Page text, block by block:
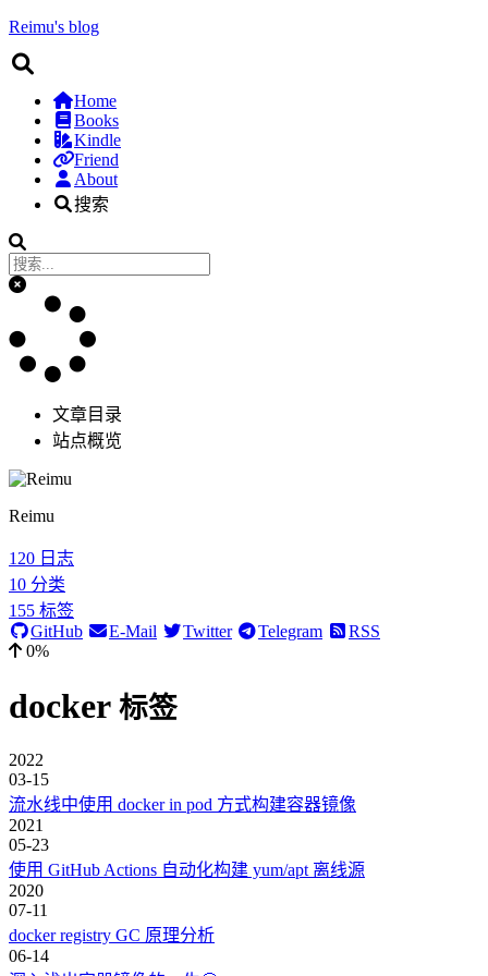
Reimu's blog
Home
Books
Kindle
Friend
About
搜索
文章目录
站点概览
Reimu
120 日志
10 分类
155 标签
GitHub
E-Mail Twitter Telegram
RSS
0%
docker 标签
2022
03-15
流水线中使用 docker in pod 方式构建容器镜像
2021
05-23
使用 GitHub Actions 自动化构建 yum/apt 离线源
2020
07-11
docker registry GC 原理分析
06-14